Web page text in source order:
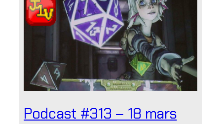
Podcast #313 – 18 mars